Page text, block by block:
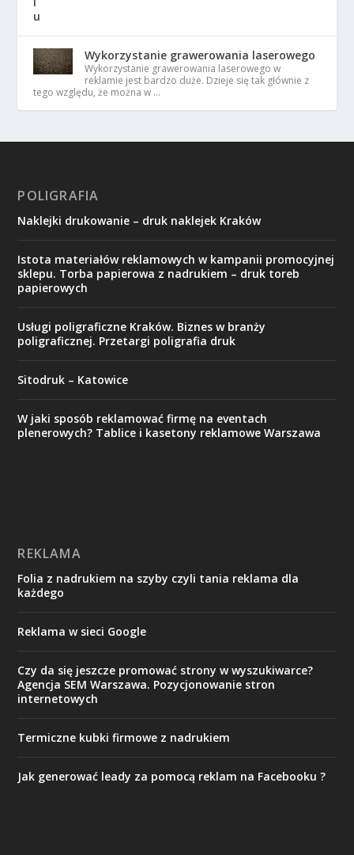
Wykorzystanie grawerowania laserowego
Wykorzystanie grawerowania laserowego w
reklamie jest bardzo duże. Dzieje się tak głównie z
tego względu, że można w …
POLIGRAFIA
Naklejki drukowanie – druk naklejek Kraków
Istota materiałów reklamowych w kampanii promocyjnej
sklepu. Torba papierowa z nadrukiem – druk toreb
papierowych
Usługi poligraficzne Kraków. Biznes w branży
poligraficznej. Przetargi poligrafia druk
Sitodruk – Katowice
W jaki sposób reklamować firmę na eventach
plenerowych? Tablice i kasetony reklamowe Warszawa
REKLAMA
Folia z nadrukiem na szyby czyli tania reklama dla
każdego
Reklama w sieci Google
Czy da się jeszcze promować strony w wyszukiwarce?
Agencja SEM Warszawa. Pozycjonowanie stron
internetowych
Termiczne kubki firmowe z nadrukiem
Jak generować leady za pomocą reklam na Facebooku ?